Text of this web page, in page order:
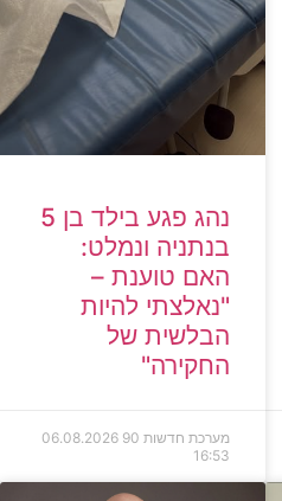
נהג פגע בילד בן 5
בנתניה ונמלט:
האם טוענת –
"נאלצתי להיות
הבלשית של
החקירה"
מערכת חדשות 90
06.08.2026
16:53